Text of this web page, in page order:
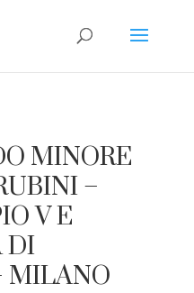
MINORE
–
V E
DI
MILANO